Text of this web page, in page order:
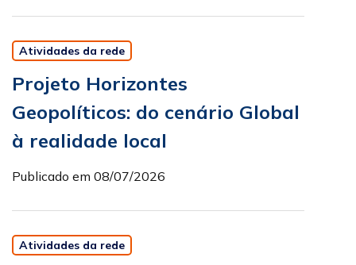
Atividades da rede
Projeto Horizontes
Geopolíticos: do cenário Global
à realidade local
Publicado em 08/07/2026
Atividades da rede